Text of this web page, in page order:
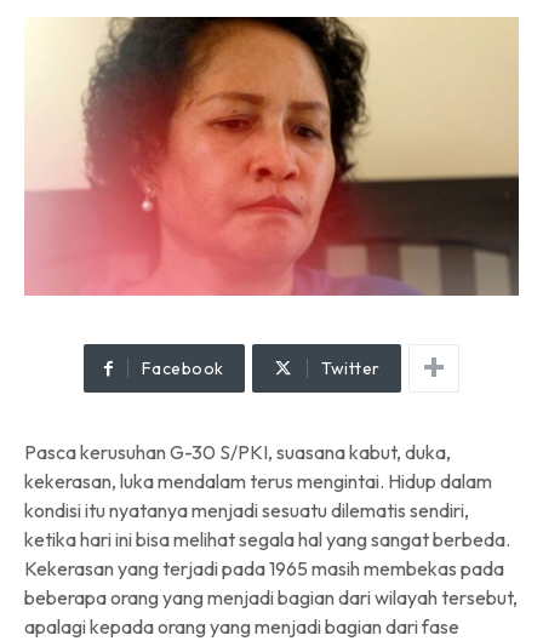
Facebook Twitter
Pasca kerusuhan G-30 S/PKI, suasana kabut, duka,
kekerasan, luka mendalam terus mengintai. Hidup dalam
kondisi itu nyatanya menjadi sesuatu dilematis sendiri,
ketika hari ini bisa melihat segala hal yang sangat berbeda.
Kekerasan yang terjadi pada 1965 masih membekas pada
beberapa orang yang menjadi bagian dari wilayah tersebut,
apalagi kepada orang yang menjadi bagian dari fase